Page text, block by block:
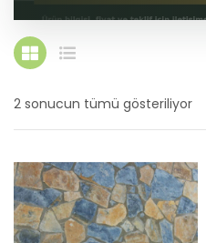
2 sonucun tümü gösteriliyor